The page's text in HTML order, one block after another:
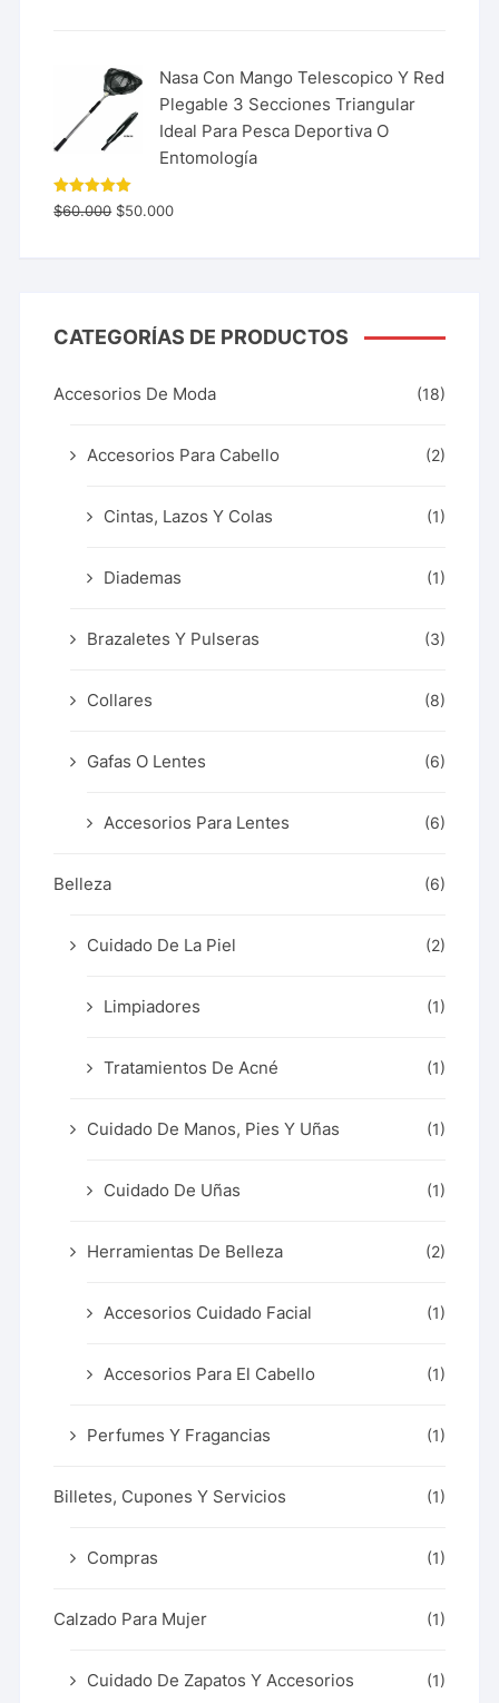
Nasa Con Mango Telescopico Y Red
Plegable 3 Secciones Triangular
Ideal Para Pesca Deportiva O
Entomología
Valorado
con 5.00
$60.000 $50.000
CATEGORÍAS DE PRODUCTOS
Accesorios De Moda (18)
Accesorios Para Cabello (2)
Cintas, Lazos Y Colas (1)
Diademas (1)
Brazaletes Y Pulseras (3)
Collares (8)
Gafas O Lentes (6)
Accesorios Para Lentes (6)
Belleza (6)
Cuidado De La Piel (2)
Limpiadores (1)
Tratamientos De Acné (1)
Cuidado De Manos, Pies Y Uñas (1)
Cuidado De Uñas (1)
Herramientas De Belleza (2)
Accesorios Cuidado Facial (1)
Accesorios Para El Cabello (1)
Perfumes Y Fragancias (1)
Billetes, Cupones Y Servicios (1)
Compras (1)
Calzado Para Mujer (1)
Cuidado De Zapatos Y Accesorios (1)